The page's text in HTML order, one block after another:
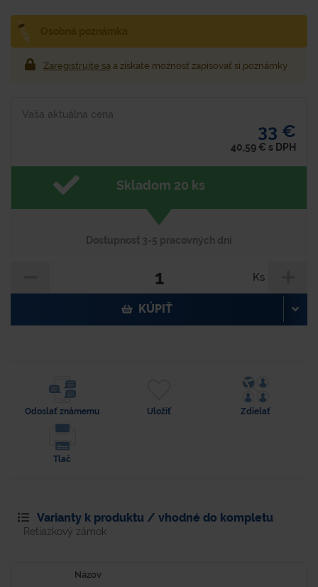
Zaregistrujte sa a získate možnosť zapisovať si poznámky
Vaša aktuálna cena
33 €
40,59 € s DPH
Skladom 20 ks
Dostupnosť 3-5 pracovných dní
Ks
KÚPIŤ
Odoslať známemu Uložiť Zdielať
Tlač
Varianty k produktu / vhodné do kompletu
Retiazkový zámok
Názov